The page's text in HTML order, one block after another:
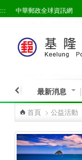
跳到主要內容區塊
::: 中華郵政全球資訊網
最新消息
首頁 > 公益活動